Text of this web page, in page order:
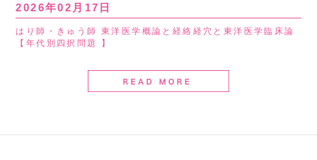
2026年02月17日
はり師・きゅう師 東洋医学概論と経絡経穴と東洋医学臨床論
【年代別四択問題 】